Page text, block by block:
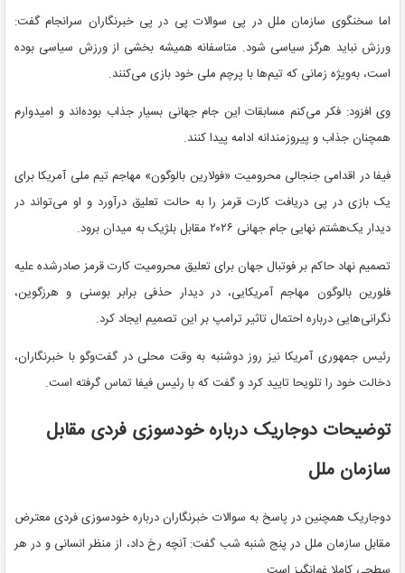
اما سخنگوی سازمان ملل در پی سوالات پی در پی خبرنگاران سرانجام گفت:
ورزش نباید هرگز سیاسی شود. متاسفانه همیشه بخشی از ورزش سیاسی بوده
است، به‌ویژه زمانی که تیم‌ها با پرچم ملی خود بازی می‌کنند.
وی افزود: فکر می‌کنم مسابقات این جام جهانی بسیار جذاب بوده‌اند و امیدوارم
همچنان جذاب و پیروزمندانه ادامه پیدا کنند.
فیفا در اقدامی جنجالی محرومیت «فولارین بالوگون» مهاجم تیم ملی آمریکا برای
یک بازی در پی دریافت کارت قرمز را به حالت تعلیق درآورد و او می‌تواند در
دیدار یک‌هشتم نهایی جام جهانی ۲۰۲۶ مقابل بلژیک به میدان برود.
تصمیم نهاد حاکم بر فوتبال جهان برای تعلیق محرومیت کارت قرمز صادرشده علیه
فلورین بالوگون مهاجم آمریکایی، در دیدار حذفی برابر بوسنی و هرزگوین،
نگرانی‌هایی درباره احتمال تاثیر ترامپ بر این تصمیم ایجاد کرد.
رئیس جمهوری آمریکا نیز روز دوشنبه به وقت محلی در گفت‌و‌گو با خبرنگاران،
دخالت خود را تلویحا تایید کرد و گفت که با رئیس فیفا تماس گرفته است.
توضیحات دوجاریک درباره خودسوزی فردی مقابل
سازمان ملل
دوجاریک همچنین در پاسخ به سوالات خبرنگاران درباره خودسوزی فردی معترض
مقابل سازمان ملل در پنج شنبه شب گفت: آنچه رخ داد، از منظر انسانی و در هر